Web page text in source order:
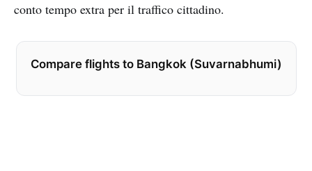
conto tempo extra per il traffico cittadino.
Compare flights to Bangkok (Suvarnabhumi)